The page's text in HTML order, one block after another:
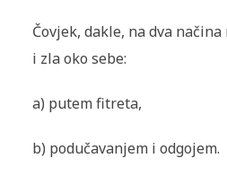
Čovjek, dakle, na dva
i zla oko sebe:
a) putem fitreta,
b) podučavanjem i odgojem.